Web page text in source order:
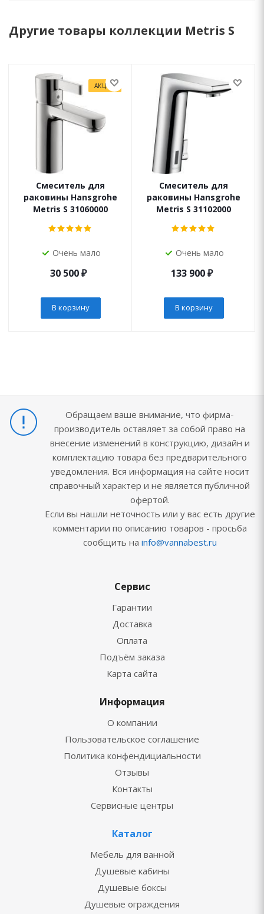
Другие товары коллекции Metris S
АКЦИЯ
Смеситель для
раковины Hansgrohe
Metris S 31060000
Очень мало
30 500₽
В корзину
Смеситель для
раковины Hansgrohe
Metris S 31102000
Очень мало
133 900₽
В корзину
Обращаем ваше внимание, что фирма-
производитель оставляет за собой право на
внесение изменений в конструкцию, дизайн и
комплектацию товара без предварительного
уведомления. Вся информация на сайте носит
справочный характер и не является публичной
офертой.
Если вы нашли неточность или у вас есть другие
комментарии по описанию товаров - просьба
сообщить на info@vannabest.ru
Сервис
Гарантии
Доставка
Оплата
Подъём заказа
Карта сайта
Информация
О компании
Пользовательское соглашение
Политика конфендициальности
Отзывы
Контакты
Сервисные центры
Каталог
Мебель для ванной
Душевые кабины
Душевые боксы
Душевые ограждения